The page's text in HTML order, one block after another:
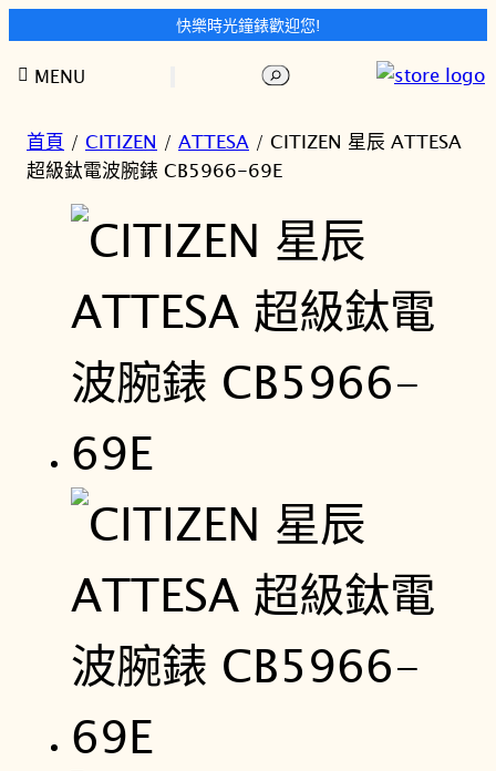
快樂時光鐘錶歡迎您!
至
搜
MENU
首頁 / CITIZEN / ATTESA / CITIZEN 星辰 ATTESA
超級鈦電波腕錶 CB5966-69E